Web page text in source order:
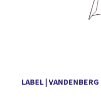
LABEL |